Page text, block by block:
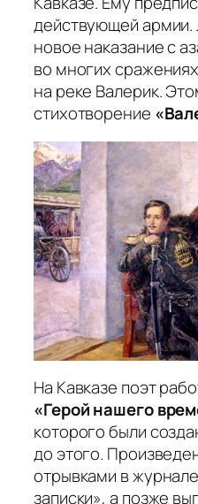
действующей
новое наказание с
во многих
на реке Валерик.
стихотворение
На Кавказе поэт
«Герой нашего
которого были
до этого.
отрывками в
записки», а позже